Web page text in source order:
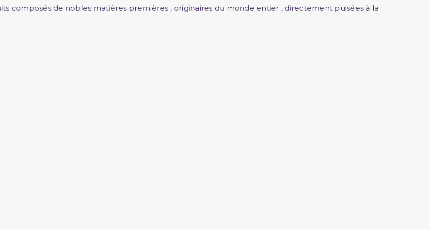
composés de nobles matières premières , originaires du monde entier , directement puisées à la